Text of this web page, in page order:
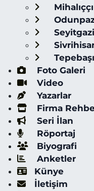
Seyitgazi
Tepebaşı
Foto Galeri
Video
Yazarlar
Firma
Seri İlan
Röportaj
Biyografi
Anketler
Künye
İletişim